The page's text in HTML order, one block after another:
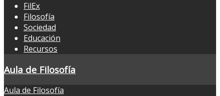
FilEx
Filosofía
Sociedad
Educación
Recursos
Aula de Filosofía
Aula de Filosofía